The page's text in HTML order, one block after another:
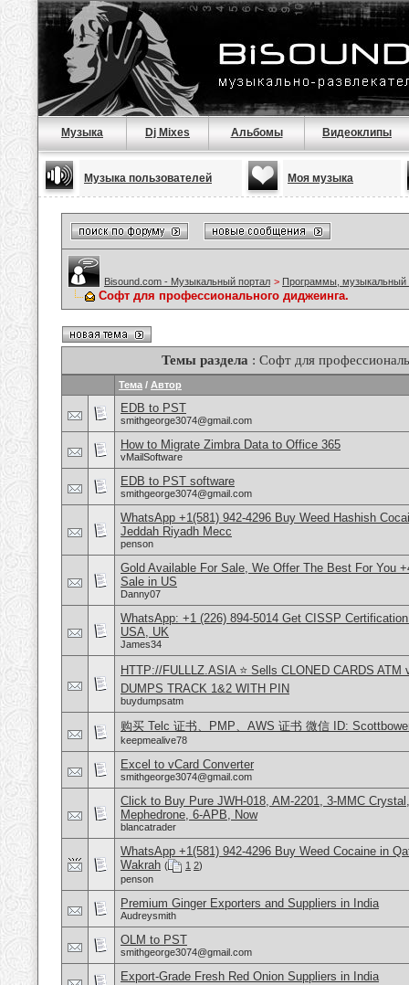
Музыка Dj Mixes Альбомы Видеоклипы
Музыка пользователей Моя музыка
Bisound.com - Музыкальный портал > Программы, музыкальный
Софт для профессионального диджеинга.
Темы раздела : Софт для
Тема / Автор
EDB to PST
smithgeorge3074@gmail.com
How to Migrate Zimbra Data to Office 365
vMailSoftware
EDB to PST software
smithgeorge3074@gmail.com
WhatsApp +1(581) 942-4296 Buy Weed Hashish
Jeddah Riyadh Mecc
penson
Gold Available For Sale, We Offer The Best For You
Sale in US
Danny07
WhatsApp: +1 (226) 894-5014​ Get CISSP
USA, UK
James34
HTTP://FULLLZ.ASIA ⭐️ Sells CLONED CARDS ATM
DUMPS TRACK 1&2 WITH PIN
buydumpsatm
购买 Telc 证书、PMP、AWS 证书 微信 ID:
keepmealive78
Excel to vCard Converter
smithgeorge3074@gmail.com
Click to Buy Pure JWH-018, AM-2201, 3-MMC
Mephedrone, 6-APB, Now
blancatrader
WhatsApp +1(581) 942-4296 Buy Weed Cocaine in
Wakrah ( 1 2)
penson
Premium Ginger Exporters and Suppliers in India
Audreysmith
OLM to PST
smithgeorge3074@gmail.com
Export-Grade Fresh Red Onion Suppliers in India